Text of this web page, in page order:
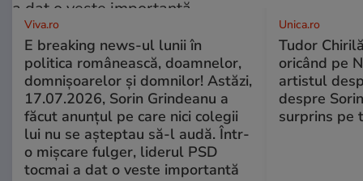
Viva.ro
E breaking news-ul lunii în
politica românească, doamnelor,
domnișoarelor și domnilor! Astăzi,
17.07.2026, Sorin Grindeanu a
făcut anunțul pe care nici colegii
lui nu se așteptau să-l audă. Într-
o mișcare fulger, liderul PSD
tocmai a dat o veste importantă
Unica.ro
Tudor
oricând pe
artistul
despre
surprins pe